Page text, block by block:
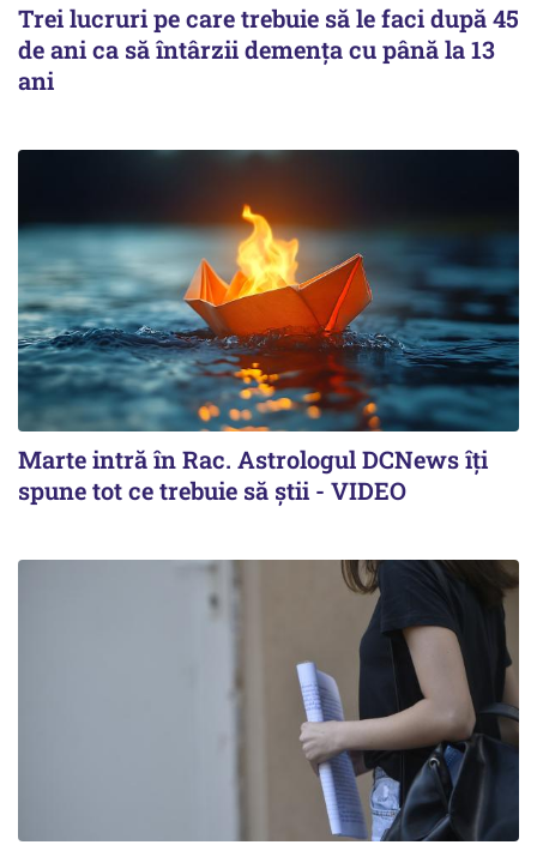
Trei lucruri pe care trebuie să le faci după 45
de ani ca să întârzii demența cu până la 13
ani
Marte intră în Rac. Astrologul DCNews îți
spune tot ce trebuie să știi - VIDEO